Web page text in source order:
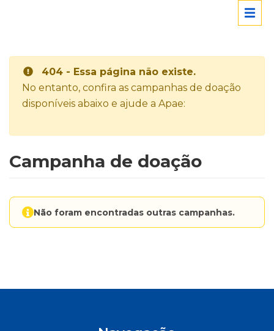
404 - Essa página não existe.
No entanto, confira as campanhas de doação
disponíveis abaixo e ajude a Apae:
Campanha de doação
Não foram encontradas outras campanhas.